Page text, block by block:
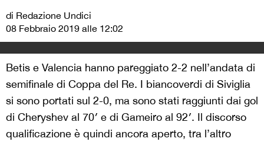
di Redazione Undici
08 Febbraio 2019 alle 12:02
Betis e Valencia hanno pareggiato 2-2 nell’andata di
semifinale di Coppa del Re. I biancoverdi di Siviglia
si sono portati sul 2-0, ma sono stati raggiunti dai gol
di Cheryshev al 70′ e di Gameiro al 92′. Il discorso
qualificazione è quindi ancora aperto, tra l’altro